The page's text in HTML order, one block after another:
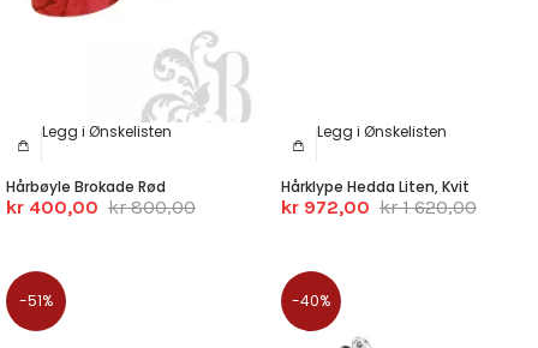
Legg i Ønskelisten
Hårbøyle Brokade Rød
kr 400,00 kr 800,00
Legg i Ønskelisten
Hårklype Hedda Liten, Kvit
kr 972,00 kr 1 620,00
-51% -40%